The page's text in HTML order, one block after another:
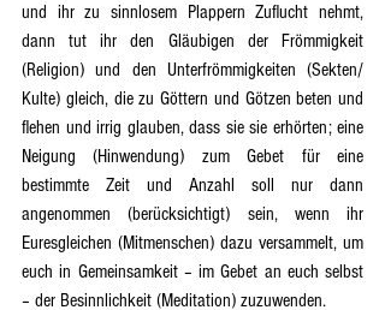
und ihr zu sinnlosem Plappern Zuflucht nehmt,
dann tut ihr den Gläubigen der Frömmigkeit
(Religion) und den Unterfrömmigkeiten (Sekten/
Kulte) gleich, die zu Göttern und Götzen beten und
flehen und irrig glauben, dass sie sie erhörten; eine
Neigung (Hinwendung) zum Gebet für eine
bestimmte Zeit und Anzahl soll nur dann
angenommen (berücksichtigt) sein, wenn ihr
Euresgleichen (Mitmenschen) dazu versammelt, um
euch in Gemeinsamkeit – im Gebet an euch selbst
– der Besinnlichkeit (Meditation) zuzuwenden.